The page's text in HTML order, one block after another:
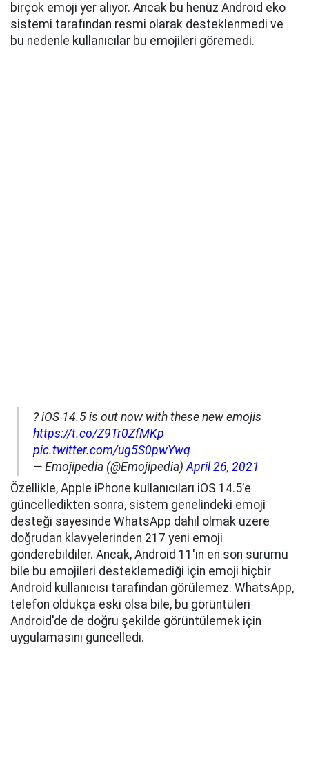
birçok emoji yer alıyor. Ancak bu henüz Android eko
sistemi tarafından resmi olarak desteklenmedi ve
bu nedenle kullanıcılar bu emojileri göremedi.
? iOS 14.5 is out now with these new emojis
https://t.co/Z9Tr0ZfMKp
pic.twitter.com/ug5S0pwYwq
— Emojipedia (@Emojipedia)April 26, 2021
Özellikle, Apple iPhone kullanıcıları iOS 14.5'e
güncelledikten sonra, sistem genelindeki emoji
desteği sayesinde WhatsApp dahil olmak üzere
doğrudan klavyelerinden 217 yeni emoji
gönderebildiler. Ancak, Android 11'in en son sürümü
bile bu emojileri desteklemediği için emoji hiçbir
Android kullanıcısı tarafından görülemez. WhatsApp,
telefon oldukça eski olsa bile, bu görüntüleri
Android'de de doğru şekilde görüntülemek için
uygulamasını güncelledi.